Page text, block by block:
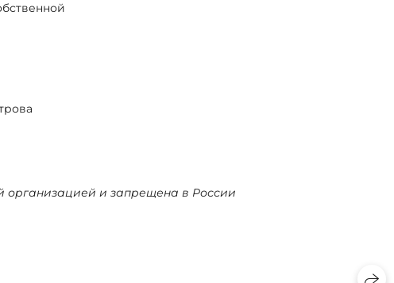
организацией и запрещена в России